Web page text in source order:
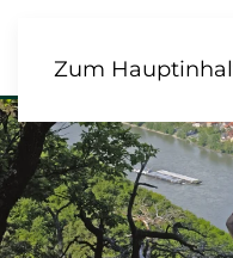
Zum